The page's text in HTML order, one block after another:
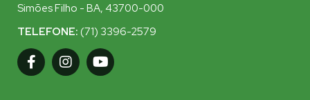
Simões Filho - BA, 43700-000
TELEFONE: (71) 3396-2579